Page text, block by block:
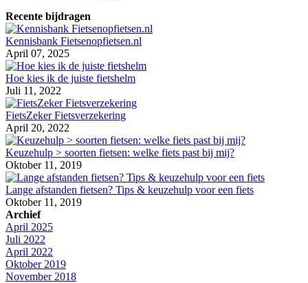
Recente bijdragen
Kennisbank Fietsenopfietsen.nl
April 07, 2025
Hoe kies ik de juiste fietshelm
Juli 11, 2022
FietsZeker Fietsverzekering
April 20, 2022
Keuzehulp > soorten fietsen: welke fiets past bij mij?
Oktober 11, 2019
Lange afstanden fietsen? Tips & keuzehulp voor een fiets
Oktober 11, 2019
Archief
April 2025
Juli 2022
April 2022
Oktober 2019
November 2018